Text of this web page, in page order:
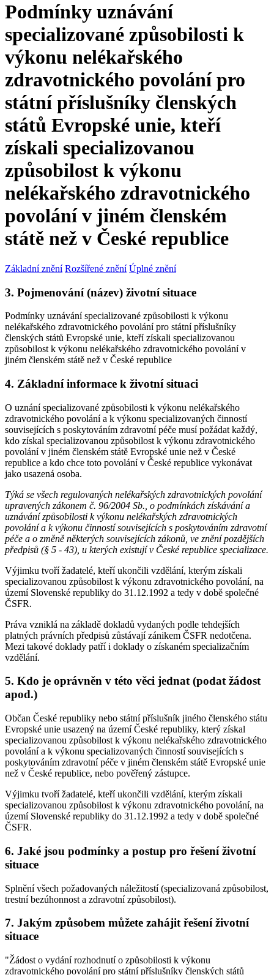
Podmínky uznávání
specializované způsobilosti k
výkonu nelékařského
zdravotnického povolání pro
státní příslušníky členských
států Evropské unie, kteří
získali specializovanou
způsobilost k výkonu
nelékařského zdravotnického
povolání v jiném členském
státě než v České republice
Základní znění Rozšířené znění Úplné znění
3. Pojmenování (název) životní situace
Podmínky uznávání specializované způsobilosti k výkonu
nelékařského zdravotnického povolání pro státní příslušníky
členských států Evropské unie, kteří získali specializovanou
způsobilost k výkonu nelékařského zdravotnického povolání v
jiném členském státě než v České republice
4. Základní informace k životní situaci
O uznání specializované způsobilosti k výkonu nelékařského
zdravotnického povolání a k výkonu specializovaných činností
souvisejících s poskytováním zdravotní péče musí požádat každý,
kdo získal specializovanou způsobilost k výkonu zdravotnického
povolání v jiném členském státě Evropské unie než v České
republice a kdo chce toto povolání v České republice vykonávat
jako usazená osoba.
Týká se všech regulovaných nelékařských zdravotnických povolání
upravených zákonem č. 96/2004 Sb., o podmínkách získávání a
uznávání způsobilosti k výkonu nelékařských zdravotnických
povolání a k výkonu činností souvisejících s poskytováním zdravotní
péče a o změně některých souvisejících zákonů, ve znění pozdějších
předpisů (§ 5 - 43), u kterých existují v České republice specializace.
Výjimku tvoří žadatelé, kteří ukončili vzdělání, kterým získali
specializovanou způsobilost k výkonu zdravotnického povolání, na
území Slovenské republiky do 31.12.1992 a tedy v době společné
ČSFR.
Práva vzniklá na základě dokladů vydaných podle tehdejších
platných právních předpisů zůstávají zánikem ČSFR nedotčena.
Mezi takové doklady patří i doklady o získaném specializačním
vzdělání.
5. Kdo je oprávněn v této věci jednat (podat žádost
apod.)
Občan České republiky nebo státní příslušník jiného členského státu
Evropské unie usazený na území České republiky, který získal
specializovanou způsobilost k výkonu nelékařského zdravotnického
povolání a k výkonu specializovaných činností souvisejících s
poskytováním zdravotní péče v jiném členském státě Evropské unie
než v České republice, nebo pověřený zástupce.
Výjimku tvoří žadatelé, kteří ukončili vzdělání, kterým získali
specializovanou způsobilost k výkonu zdravotnického povolání, na
území Slovenské republiky do 31.12.1992 a tedy v době společné
ČSFR.
6. Jaké jsou podmínky a postup pro řešení životní
situace
Splnění všech požadovaných náležitostí (specializovaná způsobilost,
trestní bezúhonnost a zdravotní způsobilost).
7. Jakým způsobem můžete zahájit řešení životní
situace
"Žádost o vydání rozhodnutí o způsobilosti k výkonu
zdravotnického povolání pro státní příslušníky členských států